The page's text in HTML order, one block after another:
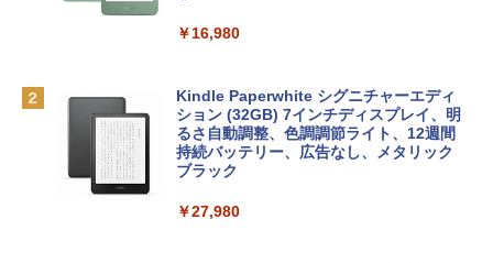
ゴ
tomtoc 360°保護 15.6 16インチ パソコ
ンケース Dell NEC Lavie ASUS HP dyna
book Lenovo対応
￥2,952
定バーチャルアイテムを含む】 【オンラ
インゲームコード】 ロブロックス |オン
ラインコード版
￥1,600
ズ (はぴーイラストLabo)
￥480
bデザイン入門講座［第2版］
￥16,980
Kindle Paperwhite シグニチャーエディ
ション (32GB) 7インチディスプレイ、明
るさ自動調整、色調調節ライト、12週間
持続バッテリー、広告なし、メタリック
ブラック
￥27,980